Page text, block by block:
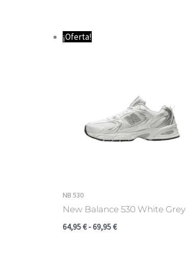
¡Oferta!
NB 530
New Balance 530 White Grey
64,95€ -69,95€